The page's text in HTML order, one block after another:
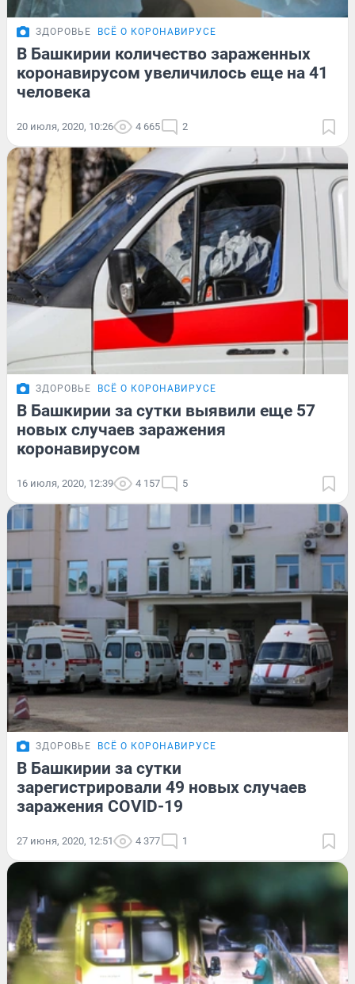
ЗДОРОВЬЕ ВСЁ О КОРОНАВИРУСЕ
В Башкирии количество зараженных
коронавирусом увеличилось еще на 41
человека
20 июля, 2020, 10:26 4 665 2
ЗДОРОВЬЕ ВСЁ О КОРОНАВИРУСЕ
В Башкирии за сутки выявили еще 57
новых случаев заражения
коронавирусом
16 июля, 2020, 12:39 4 157 5
ЗДОРОВЬЕ ВСЁ О КОРОНАВИРУСЕ
В Башкирии за сутки
зарегистрировали 49 новых случаев
заражения COVID-19
27 июня, 2020, 12:51 4 377 1